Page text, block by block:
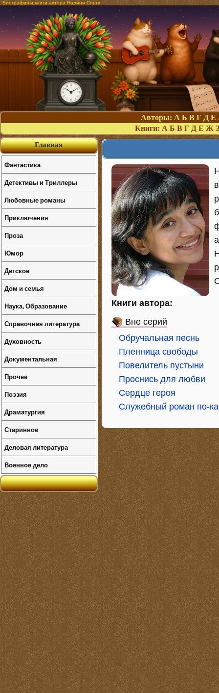
Биография и книги автора Налини Сингх
Авторы: А Б В Г Д Е
Книги: А Б В Г Д Е Ж З
Книги автора:
Вне серий
Обручальная песнь
Пленница свободы
Повелитель пустыни
Проснись для любви
Сердце героя
Служебный роман по-
Главная
Фантастика
Детективы и Триллеры
Любовные романы
Приключения
Проза
Юмор
Детское
Дом и семья
Наука, Образование
Справочная литература
Духовность
Документальная
Прочее
Поэзия
Драматургия
Старинное
Деловая литература
Военное дело